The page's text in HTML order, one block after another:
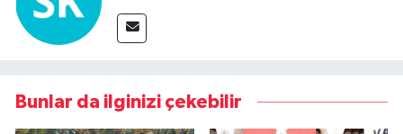
Bunlar da ilginizi çekebilir